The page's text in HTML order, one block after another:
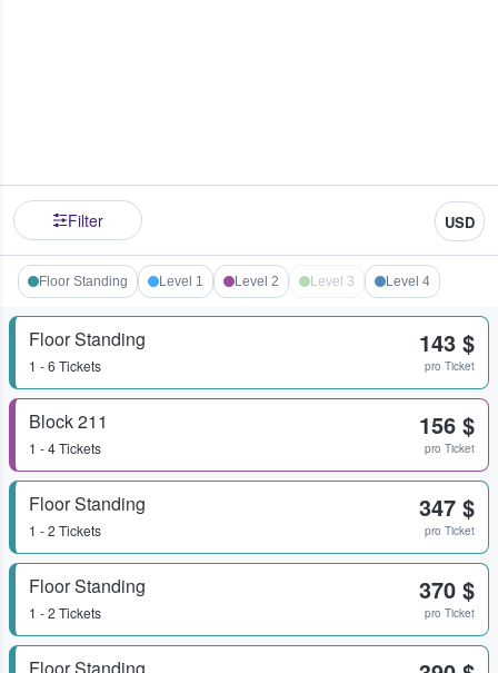
Filter USD
Floor Standing Level 1 Level 2 Level 3 Level 4
Floor Standing
1 - 6 Tickets
143 $
pro Ticket
Block 211
1 - 4 Tickets
156 $
pro Ticket
Floor Standing
1 - 2 Tickets
347 $
pro Ticket
Floor Standing
1 - 2 Tickets
370 $
pro Ticket